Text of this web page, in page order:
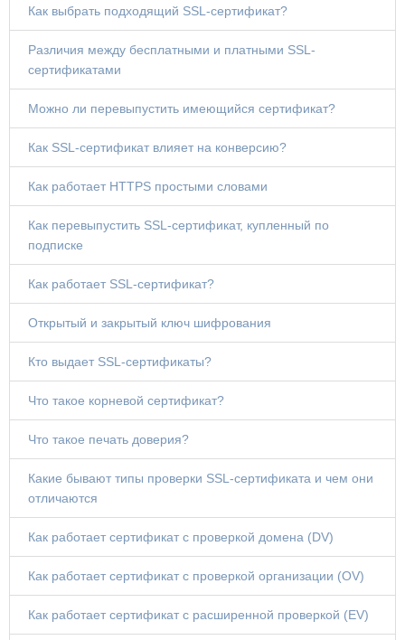
Как выбрать подходящий SSL-сертификат?
Различия между бесплатными и платными SSL-
сертификатами
Можно ли перевыпустить имеющийся сертификат?
Как SSL-сертификат влияет на конверсию?
Как работает HTTPS простыми словами
Как перевыпустить SSL-сертификат, купленный по
подписке
Как работает SSL-сертификат?
Открытый и закрытый ключ шифрования
Кто выдает SSL-сертификаты?
Что такое корневой сертификат?
Что такое печать доверия?
Какие бывают типы проверки SSL-сертификата и чем они
отличаются
Как работает сертификат с проверкой домена (DV)
Как работает сертификат с проверкой организации (OV)
Как работает сертификат с расширенной проверкой (EV)